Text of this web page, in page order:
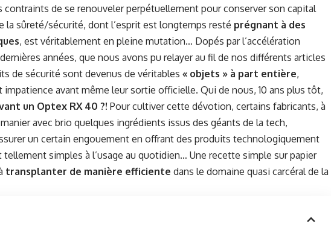
contraints de se renouveler perpétuellement pour conserver son capital
la sûreté/sécurité, dont l’esprit est longtemps resté prégnant à des
, est véritablement en pleine mutation… Dopés par l’accélération
années, que nous avons pu relayer au fil de nos différents articles
de sécurité sont devenus de véritables « objets » à part entière,
avant même leur sortie officielle. Qui de nous, 10 ans plus tôt,
un Optex RX 40 ?! Pour cultiver cette dévotion, certains fabricants, à
avec brio quelques ingrédients issus des géants de la tech,
un certain engouement en offrant des produits technologiquement
simples à l’usage au quotidien… Une recette simple sur papier
transplanter de manière efficiente dans le domaine quasi carcéral de la